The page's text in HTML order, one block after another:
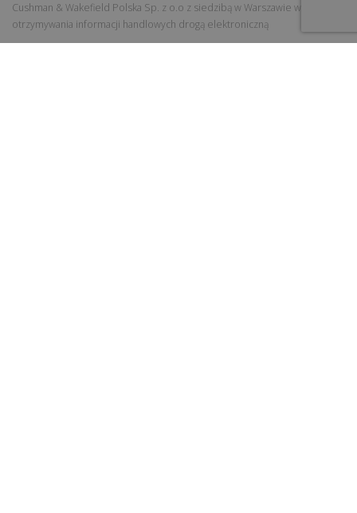
Cushman & Wakefield Polska Sp. z o.o z siedzibą w Warszawie w celu
otrzymywania informacji handlowych drogą elektroniczną